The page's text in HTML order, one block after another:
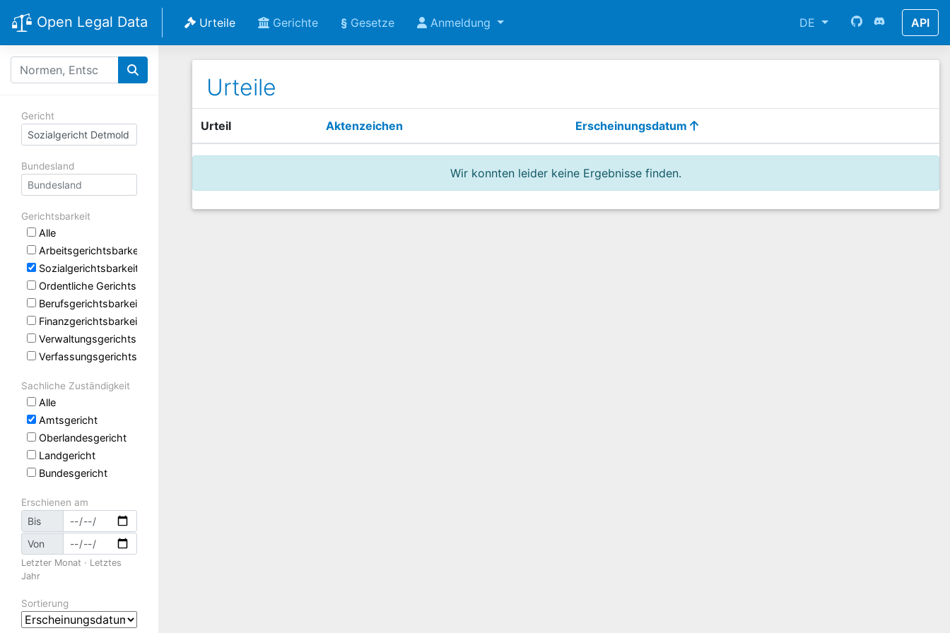
Open Legal Data Urteile Gerichte § Gesetze Anmeldung DE API
Gericht
Bundesland
Gerichtsbarkeit
Alle
Arbeitsgerichtsbarkeit
Sozialgerichtsbarkeit
Ordentliche Gerichtsbarkeit
Berufsgerichtsbarkeit
Finanzgerichtsbarkeit
Verwaltungsgerichtsbarkeit
Verfassungsgerichtsbarkeit
Sachliche Zuständigkeit
Alle
Amtsgericht
Oberlandesgericht
Landgericht
Bundesgericht
Erschienen am
Bis
Von
Letzter Monat · Letztes
Jahr
Sortierung
Urteile
Urteil Aktenzeichen Erscheinungsdatum
Wir konnten leider keine Ergebnisse finden.